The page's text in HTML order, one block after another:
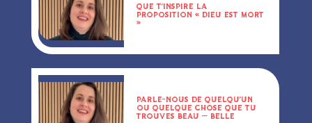
QUE T’INSPIRE LA
PROPOSITION « DIEU EST MORT
»
PARLE-NOUS DE QUELQU’UN
OU QUELQUE CHOSE QUE TU
TROUVES BEAU – BELLE